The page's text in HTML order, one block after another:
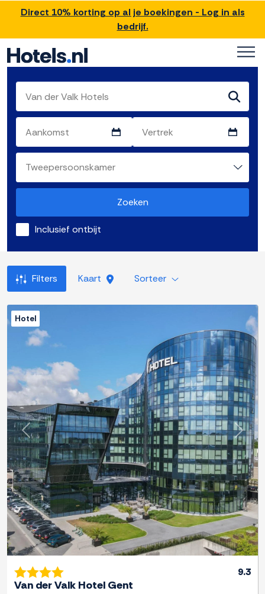
Direct 10% korting op al je boekingen - Log in als
bedrijf.
Zoeken
Inclusief ontbijt
Filters Kaart Sorteer
Previous Next
Hotel
9.3
Van der Valk Hotel Gent